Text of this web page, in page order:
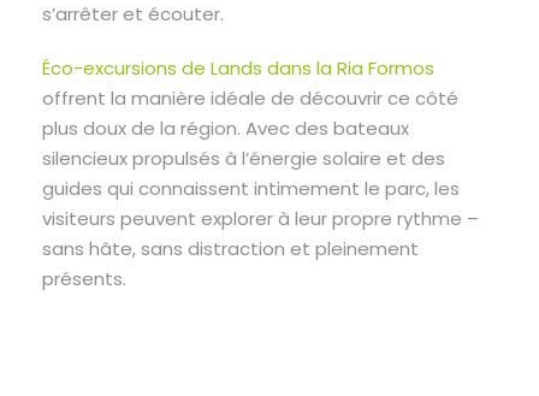
s’arrêter et écouter.
Éco-excursions de Lands dans la Ria Formos
offrent la manière idéale de découvrir ce côté
plus doux de la région. Avec des bateaux
silencieux propulsés à l’énergie solaire et des
guides qui connaissent intimement le parc, les
visiteurs peuvent explorer à leur propre rythme –
sans hâte, sans distraction et pleinement
présents.